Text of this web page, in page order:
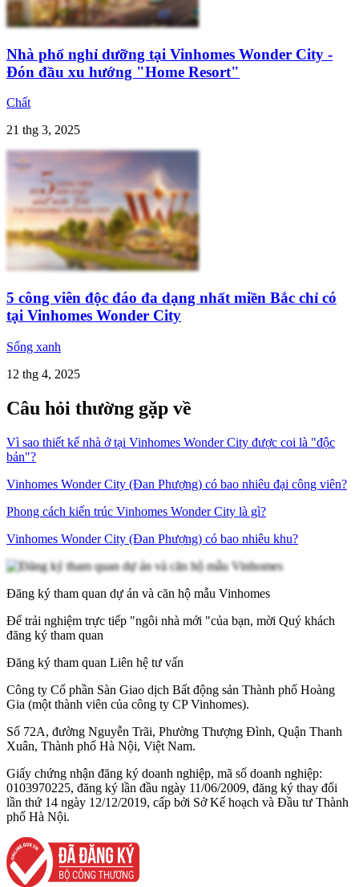
Nhà phố nghỉ dưỡng tại Vinhomes Wonder City -
Đón đầu xu hướng "Home Resort"
Chất
21 thg 3, 2025
5 công viên độc đáo đa dạng nhất miền Bắc chỉ có
tại Vinhomes Wonder City
Sống xanh
12 thg 4, 2025
Câu hỏi thường gặp về
Vì sao thiết kế nhà ở tại Vinhomes Wonder City được coi là "độc
bản"?
Vinhomes Wonder City (Đan Phượng) có bao nhiêu đại công viên?
Phong cách kiến trúc Vinhomes Wonder City là gì?
Vinhomes Wonder City (Đan Phượng) có bao nhiêu khu?
Đăng ký tham quan dự án và căn hộ mẫu Vinhomes
Để trải nghiệm trực tiếp "ngôi nhà mới "của bạn, mời Quý khách
đăng ký tham quan
Đăng ký tham quan Liên hệ tư vấn
Công ty Cổ phần Sàn Giao dịch Bất động sản Thành phố Hoàng
Gia (một thành viên của công ty CP Vinhomes).
Số 72A, đường Nguyễn Trãi, Phường Thượng Đình, Quận Thanh
Xuân, Thành phố Hà Nội, Việt Nam.
Giấy chứng nhận đăng ký doanh nghiệp, mã số doanh nghiệp:
0103970225, đăng ký lần đầu ngày 11/06/2009, đăng ký thay đổi
lần thứ 14 ngày 12/12/2019, cấp bởi Sở Kế hoạch và Đầu tư Thành
phố Hà Nội.